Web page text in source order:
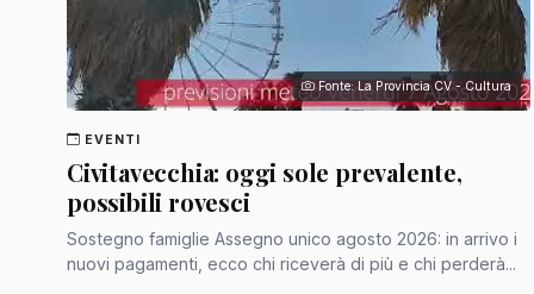
Fonte: La Provincia CV - Cultura
EVENTI
Civitavecchia: oggi sole prevalente,
possibili rovesci
Sostegno famiglie Assegno unico agosto 2026: in arrivo i
nuovi pagamenti, ecco chi riceverà di più e chi perderà...